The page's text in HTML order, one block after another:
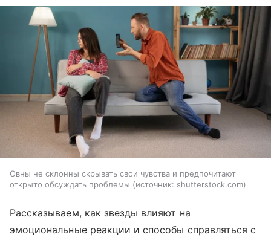
Овны не склонны скрывать свои чувства и предпочитают
открыто обсуждать проблемы
источник: shutterstock.com
Рассказываем, как звезды влияют на
эмоциональные реакции и способы справляться с